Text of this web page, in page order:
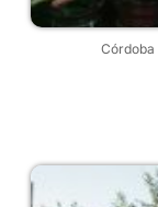
Córdoba